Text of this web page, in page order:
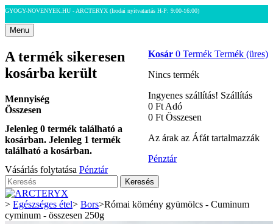
GYOGY-NOVENYEK.HU - ARCTERYX (Irodai nyitvatartás H-P: 9:00-16:00)
Menu
Kosár 0 Termék Termék (üres)
Nincs termék
Ingyenes szállítás! Szállítás
0 Ft‎ Adó
0 Ft‎ Összesen
Az árak az Áfát tartalmazzák
Pénztár
A termék sikeresen
kosárba került
Mennyiség
Összesen
Jelenleg 0 termék található a
kosárban. Jelenleg 1 termék
található a kosárban.
Vásárlás folytatása Pénztár
Keresés
> Egészséges étel> Bors>Római kömény gyümölcs - Cuminum
cyminum - összesen 250g